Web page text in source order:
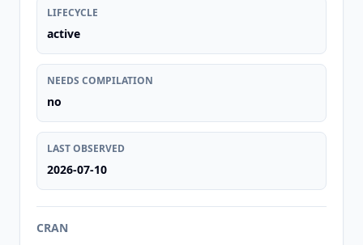
LIFECYCLE
active
NEEDS COMPILATION
no
LAST OBSERVED
2026-07-10
CRAN